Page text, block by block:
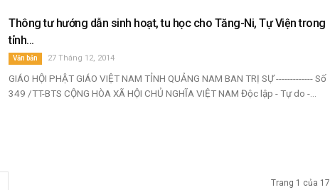
Thông tư hướng dẫn sinh hoạt, tu học cho Tăng-Ni, Tự Viện trong
tỉnh...
Văn bản 27 Tháng 12, 2014
GIÁO HỘI PHẬT GIÁO VIỆT NAM TỈNH QUẢNG NAM BAN TRỊ SỰ ------------- Số
349 /TT-BTS CỘNG HÒA XÃ HỘI CHỦ NGHĨA VIỆT NAM Độc lập - Tự do -...
Trang 1 của 17